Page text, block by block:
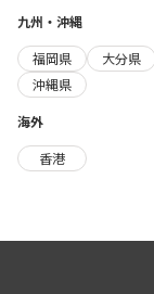
九州・沖縄
福岡県
大分県
沖縄県
海外
香港